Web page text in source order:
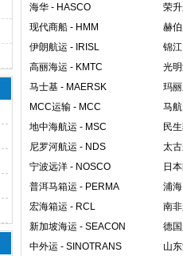
海华 - HASCO
荣
现代商船 - HMM
赫
伊朗航运 - IRISL 锦江
高丽海运 - KMTC
光
马士基 - MAERSK
玛
MCC运输 - MCC 马航
地中海航运 - MSC
民
尼罗河航运 - NDS
太
宁波远洋 - NOSCO
日
普洱马箱运 - PERMA 浦海
宏海箱运 - RCL
南
新加坡海运 - SEACON
德
中外运 - SINOTRANS
山